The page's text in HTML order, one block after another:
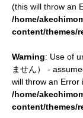
(this will throw an
/home/
content/themes/
Warning: Use of
ません） -
will throw an Error
/home/
content/themes/